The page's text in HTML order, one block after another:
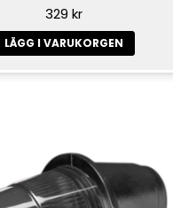
329 kr
LÄGG I VARUKORGEN